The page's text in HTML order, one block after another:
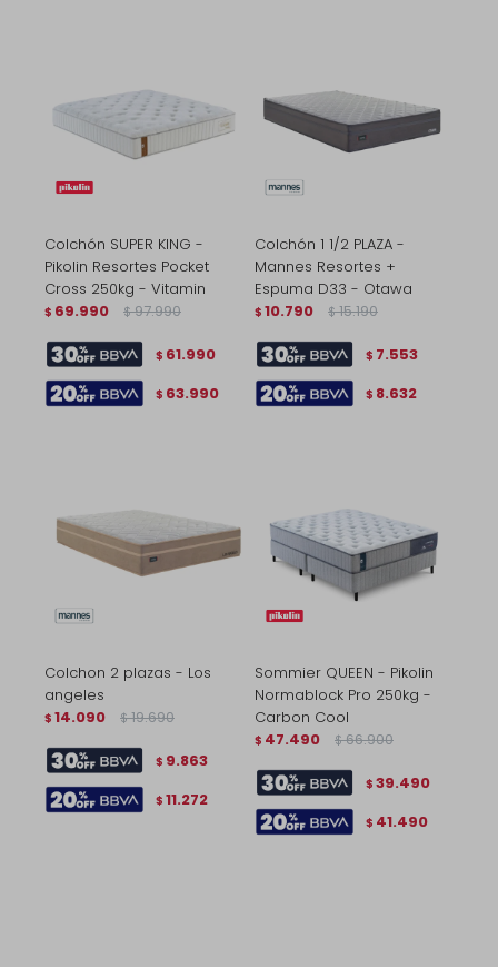
Colchón SUPER KING -
Pikolin Resortes Pocket
Cross 250kg - Vitamin
$ 69.990 $ 97.990
$ 61.990
$ 63.990
Colchón 1 1/2 PLAZA -
Mannes Resortes +
Espuma D33 - Otawa
$ 10.790 $ 15.190
$ 7.553
$ 8.632
Colchon 2 plazas - Los
angeles
$ 14.090 $ 19.690
$ 9.863
$ 11.272
Sommier QUEEN - Pikolin
Normablock Pro 250kg -
Carbon Cool
$ 47.490 $ 66.900
$ 39.490
$ 41.490